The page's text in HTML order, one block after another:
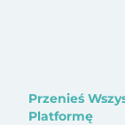
Przenieś
Platformę